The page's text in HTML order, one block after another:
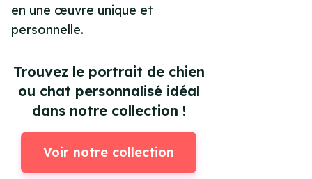
en une œuvre unique et
personnelle.
Trouvez le portrait de chien
ou chat personnalisé idéal
dans notre collection !
Voir notre collection